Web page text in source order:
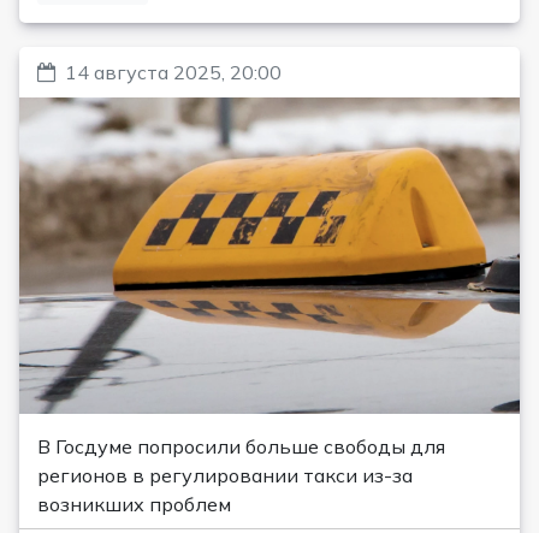
14 августа 2025, 20:00
В Госдуме попросили больше свободы для
регионов в регулировании такси из-за
возникших проблем